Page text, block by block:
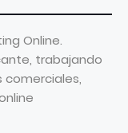
Online.
trabajando
comerciales,